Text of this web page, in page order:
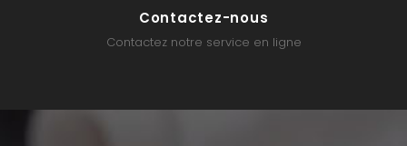
Contactez-nous
Contactez notre service en ligne